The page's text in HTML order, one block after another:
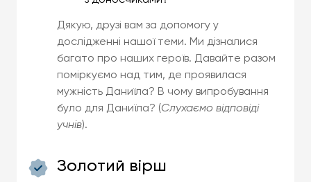
Дякую, друзі вам за допомогу у
дослідженні нашої теми. Ми дізналися
багато про наших героїв. Давайте разом
поміркуємо над тим, де проявилася
мужність Даниїла? В чому випробування
було для Даниїла? (Слухаємо відповіді
учнів).
Золотий вірш